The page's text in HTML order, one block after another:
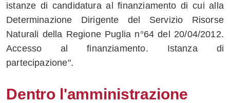
Whatsapp
istanze di candidatura al finanziamento di cui alla
Determinazione Dirigente del Servizio Risorse
Naturali della Regione Puglia n°64 del 20/04/2012.
Accesso al finanziamento. Istanza di
partecipazione".
Dentro l'amministrazione